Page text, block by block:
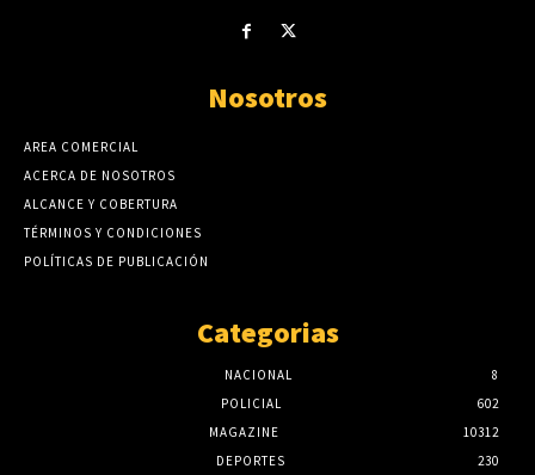
Nosotros
AREA COMERCIAL
ACERCA DE NOSOTROS
ALCANCE Y COBERTURA
TÉRMINOS Y CONDICIONES
POLÍTICAS DE PUBLICACIÓN
Categorias
NACIONAL
8
POLICIAL
602
MAGAZINE
10312
DEPORTES
230